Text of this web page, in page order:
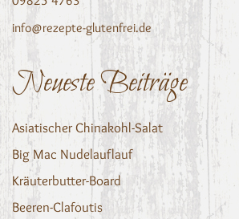
info@rezepte-glutenfrei.de
Neueste Beiträge
Asiatischer Chinakohl-Salat
Big Mac Nudelauflauf
Kräuterbutter-Board
Beeren-Clafoutis